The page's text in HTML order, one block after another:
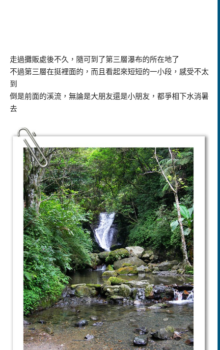
走過攤販處後不久，隨可到了第三層瀑布的所在地了
不過第三層在挺裡面的，而且看起來短短的一小段，感受不太
到
倒是前面的溪流，無論是大朋友還是小朋友，都爭相下水消暑
去